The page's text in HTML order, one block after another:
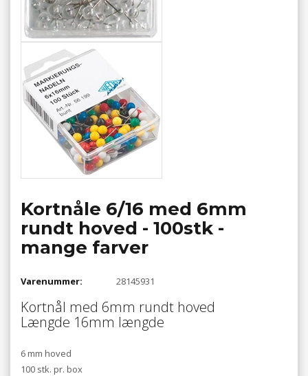
Kortnåle 6/16 med 6mm
rundt hoved - 100stk -
mange farver
Varenummer: 28145931
Kortnål med 6mm rundt hoved
Længde 16mm længde
6 mm hoved
100 stk. pr. box